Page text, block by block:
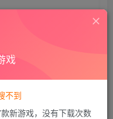
后购买，可保存购买订单
戏
不到
新游戏，没有下载次数